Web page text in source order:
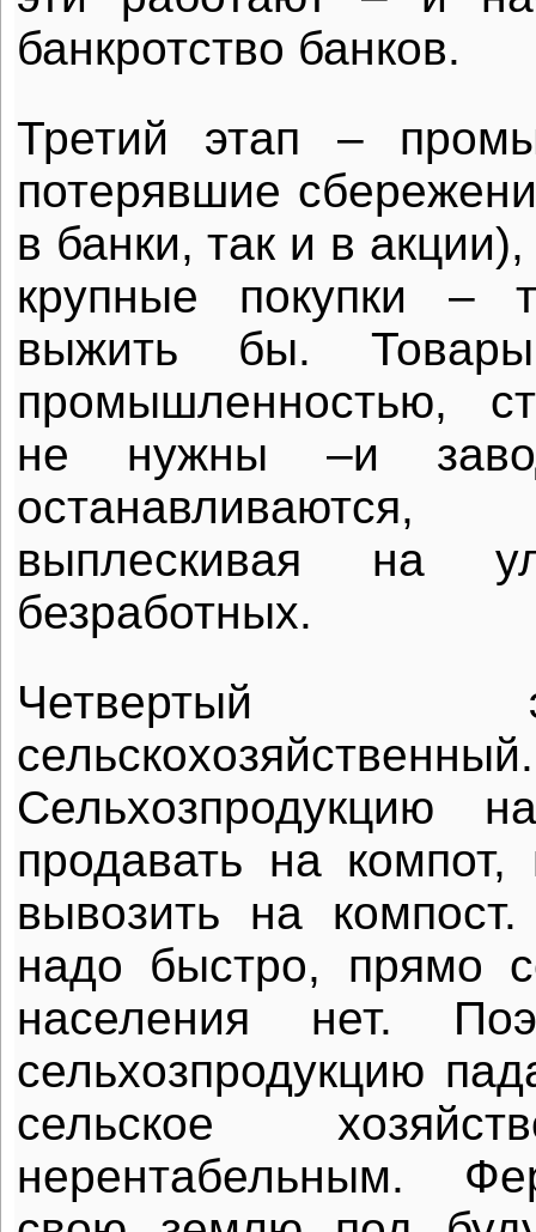
банкротство банков.
Третий этап –
потерявшие
в банки, так и в
крупные покупки –
выжить бы.
промышленностью,
не нужны –и
выплескивая на
безработных.
сельскохозяйственный.
Сельхозпродукцию
продавать на компот,
вывозить на
надо быстро, прямо
населения нет.
сельхозпродукцию
сельское
нерентабельным.